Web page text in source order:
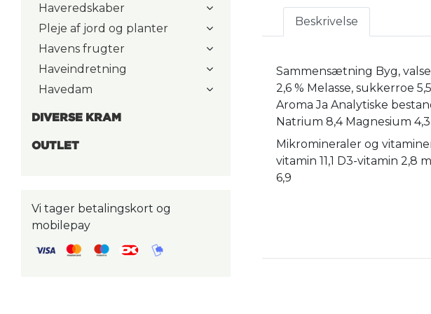
Haveredskaber
Pleje af jord og planter
Havens frugter
Haveindretning
Havedam
DIVERSE KRAM
OUTLET
Vi tager betalingskort og
mobilepay
Beskrivelse
Sammensætning Byg,
2,6 % Melasse, sukkerroe
Aroma Ja Analytiske
Natrium 8,4 Magnesium
Mikromineraler og
vitamin 11,1 D3-vitamin 2,8
6,9